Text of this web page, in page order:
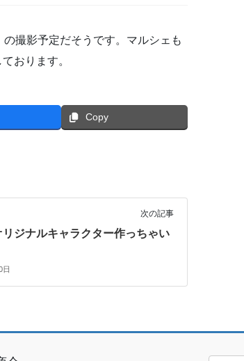
撮影予定だそうです。マルシェも
おります。
Copy
次の記事
リジナルキャラクター作っちゃい
日